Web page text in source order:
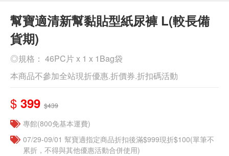
幫寶適清新幫黏貼型紙尿褲 L(較長備
貨期)
◎規格： 46PC片 x 1 x 1Bag袋
本商品不參加全站現折優惠.折價券.折扣碼活動
$ 399 $439
專館(800免基本運費)
07/29-09/01 幫寶適指定商品折扣後滿$999現折$100(單筆不
累折，不得與其他優惠活動合併使用)